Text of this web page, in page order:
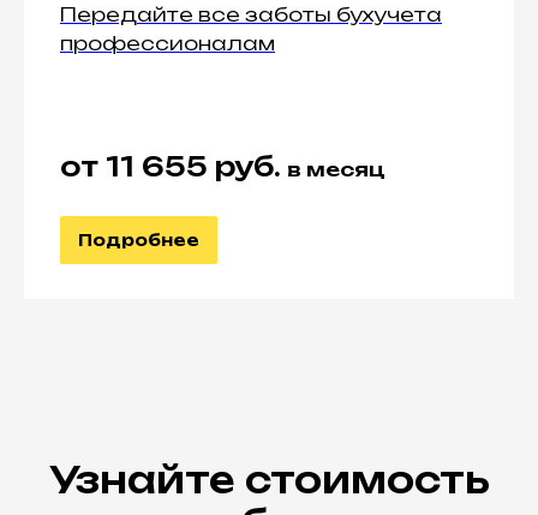
Передайте все заботы бухучета
профессионалам
от 11 655 руб. в месяц
Подробнее
Узнайте стоимость